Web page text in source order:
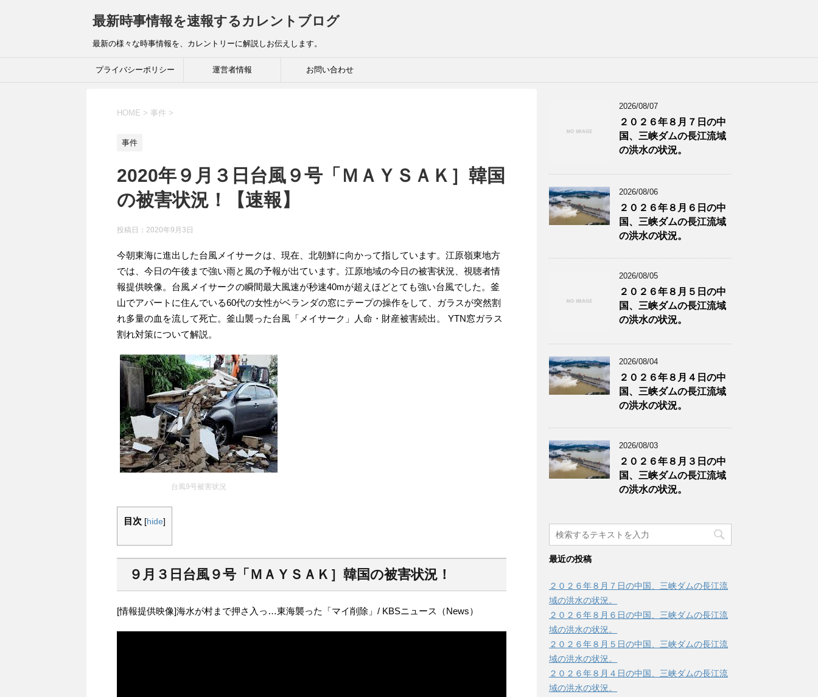
最新時事情報を速報するカレントブログ
最新の様々な時事情報を、カレントリーに解説しお伝えします。
プライバシーポリシー 運営者情報 お問い合わせ
HOME > 事件 >
事件
2020年９月３日台風９号「ＭＡＹＳＡＫ］韓国
の被害状況！【速報】
投稿日： 2020年9月3日
今朝東海に進出した台風メイサークは、現在、北朝鮮に向かって指しています。江原嶺東地方
では、今日の午後まで強い雨と風の予報が出ています。江原地域の今日の被害状況、視聴者情
報提供映像。台風メイサークの瞬間最大風速が秒速40mが超えほどとても強い台風でした。釜
山でアパートに住んでいる60代の女性がベランダの窓にテープの操作をして、ガラスが突然割
れ多量の血を流して死亡。釜山襲った台風「メイサーク」人命・財産被害続出。 YTN窓ガラス
割れ対策について解説。
台風9号被害状況
目次 [hide]
９月３日台風９号「ＭＡＹＳＡＫ］韓国の被害状況！
[情報提供映像]海水が村まで押さ入っ…東海襲った「マイ削除」/ KBSニュース（News）
2026/08/07
２０２６年８月７日の中
国、三峡ダムの長江流域
の洪水の状況。
2026/08/06
２０２６年８月６日の中
国、三峡ダムの長江流域
の洪水の状況。
2026/08/05
２０２６年８月５日の中
国、三峡ダムの長江流域
の洪水の状況。
2026/08/04
２０２６年８月４日の中
国、三峡ダムの長江流域
の洪水の状況。
2026/08/03
２０２６年８月３日の中
国、三峡ダムの長江流域
の洪水の状況。
最近の投稿
２０２６年８月７日の中国、三峡ダムの長江流
域の洪水の状況。
２０２６年８月６日の中国、三峡ダムの長江流
域の洪水の状況。
２０２６年８月５日の中国、三峡ダムの長江流
域の洪水の状況。
２０２６年８月４日の中国、三峡ダムの長江流
域の洪水の状況。